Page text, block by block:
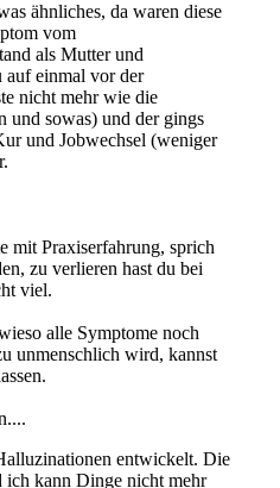
ähnliches, da waren diese
vom
als Mutter und
auf einmal vor der
nicht mehr wie die
und sowas) und der gings
und Jobwechsel (weniger
mit Praxiserfahrung, sprich
zu verlieren hast du bei
viel.
alle Symptome noch
unmenschlich wird, kannst
entwickelt. Die
kann Dinge nicht mehr